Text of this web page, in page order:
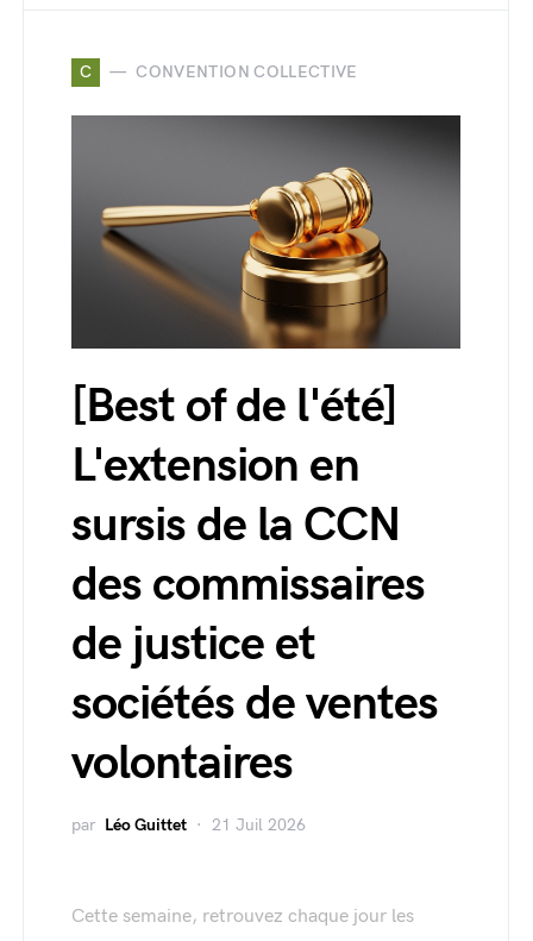
C CONVENTION COLLECTIVE
[Best of de l'été]
L'extension en
sursis de la CCN
des commissaires
de justice et
sociétés de ventes
volontaires
par Léo Guittet 21 Juil 2026
Cette semaine, retrouvez chaque jour les